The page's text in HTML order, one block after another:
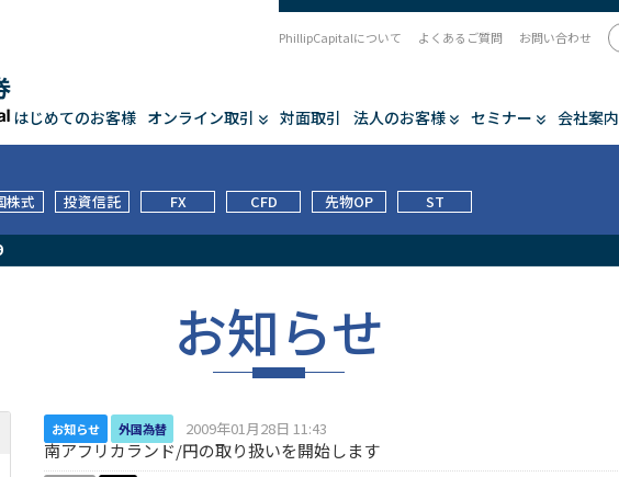
はじめてのお客様 オンライン取引 対面取引 法人のお客様 セミナー 会社案内
PhillipCapitalについて よくあるご質問
お問い合わせ
株式 投資信託 FX CFD 先物OP ST
お知らせ
お知らせ 外国為替 2009年01月28日 11:43
南アフリカランド/円の取り扱いを開始します